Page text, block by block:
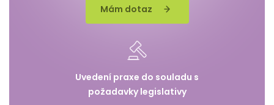
Mám dotaz
Uvedení praxe do souladu s
požadavky legislativy